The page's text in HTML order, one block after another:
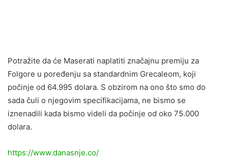
Potražite da će Maserati naplatiti značajnu premiju za
Folgore u poređenju sa standardnim Grecaleom, koji
počinje od 64.995 dolara. S obzirom na ono što smo do
sada čuli o njegovim specifikacijama, ne bismo se
iznenadili kada bismo videli da počinje od oko 75.000
dolara.
https://www.danasnje.co/